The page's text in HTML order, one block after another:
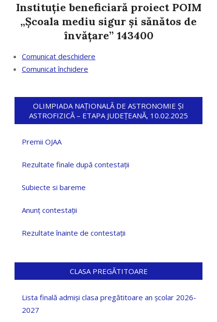
Instituție beneficiară proiect POIM
„Școala mediu sigur și sănătos de
învățare” 143400
Comunicat deschidere
Comunicat închidere
OLIMPIADA NAȚIONALĂ DE ASTRONOMIE ȘI
ASTROFIZICĂ – ETAPA JUDEȚEANĂ, 10.02.2025
Premii OJAA
Rezultate finale după contestații
Subiecte si bareme
Anunț contestații
Rezultate înainte de contestații
CLASA PREGĂTITOARE
Lista finală admiși clasa pregătitoare an școlar 2026-
2027